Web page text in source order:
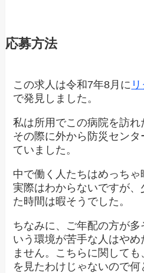
応募方法
この求人は令和7年8月に
で発見しました。
私は所用でこの病院を訪れ
その際に外から防災セン
ていました。
中で働く人たちはめっちゃ
実際はわからないですが
た時間は暇そうでした。
ちなみに、ご年配の方が多
いう環境が苦手な人はや
ません。こちらに関して
を見たわけじゃないので